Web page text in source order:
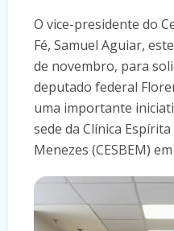
O vice-presidente do
Fé, Samuel Aguiar,
de novembro, para
deputado federal
uma importante
sede da Clínica
Menezes (CESBEM)